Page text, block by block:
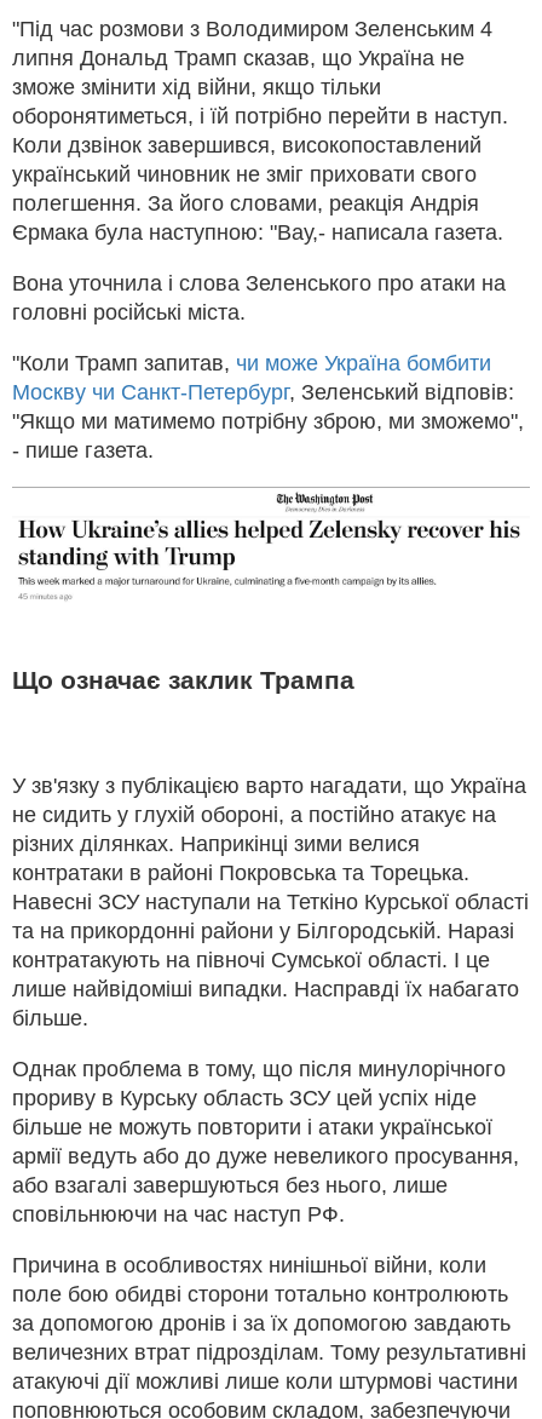
"Під час розмови з Володимиром Зеленським 4
липня Дональд Трамп сказав, що Україна не
зможе змінити хід війни, якщо тільки
оборонятиметься, і їй потрібно перейти в наступ.
Коли дзвінок завершився, високопоставлений
український чиновник не зміг приховати свого
полегшення. За його словами, реакція Андрія
Єрмака була наступною: "Вау,- написала газета.
Вона уточнила і слова Зеленського про атаки на
головні російські міста.
"Коли Трамп запитав, чи може Україна бомбити
Москву чи Санкт-Петербург, Зеленський відповів:
"Якщо ми матимемо потрібну зброю, ми зможемо",
- пише газета.
Що означає заклик Трампа
У зв'язку з публікацією варто нагадати, що Україна
не сидить у глухій обороні, а постійно атакує на
різних ділянках. Наприкінці зими велися
контратаки в районі Покровська та Торецька.
Навесні ЗСУ наступали на Теткіно Курської області
та на прикордонні райони у Білгородській. Наразі
контратакують на півночі Сумської області. І це
лише найвідоміші випадки. Насправді їх набагато
більше.
Однак проблема в тому, що після минулорічного
прориву в Курську область ЗСУ цей успіх ніде
більше не можуть повторити і атаки української
армії ведуть або до дуже невеликого просування,
або взагалі завершуються без нього, лише
сповільнюючи на час наступ РФ.
Причина в особливостях нинішньої війни, коли
поле бою обидві сторони тотально контролюють
за допомогою дронів і за їх допомогою завдають
величезних втрат підрозділам. Тому результативні
атакуючі дії можливі лише коли штурмові частини
поповнюються особовим складом, забезпечуючи